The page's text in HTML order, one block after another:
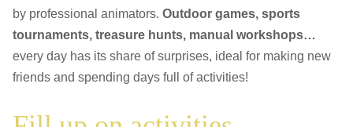
by professional animators. Outdoor games, sports
tournaments, treasure hunts, manual workshops…
every day has its share of surprises, ideal for making new
friends and spending days full of activities!